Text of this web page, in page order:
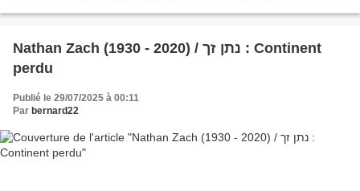
Nathan Zach (1930 - 2020) / נתן זך : Continent
perdu
Publié le 29/07/2025 à 00:11
Par bernard22